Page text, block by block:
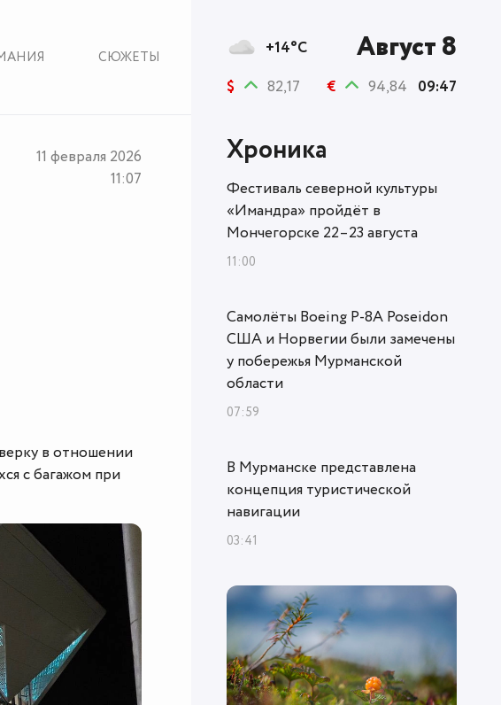
СЮЖЕТЫ
11 февраля 2026
11:07
в отношении
с багажом при
+14°C Август 8
$ 82,17 € 94,84 09:47
Хроника
Фестиваль северной культуры
«Имандра» пройдёт в
Мончегорске 22–23 августа
11:00
Самолёты Boeing P-8A Poseidon
США и Норвегии были замечены
у побережья Мурманской
области
07:59
В Мурманске представлена
концепция туристической
навигации
03:41